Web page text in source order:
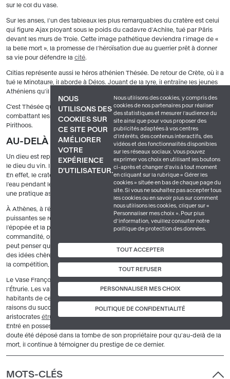
NOUS
UTILISONS DES
COOKIES SUR
CE SITE POUR
AMÉLIORER
VOTRE
EXPÉRIENCE
D'UTILISATEUR.
Nous utilisons des cookies, y compris des
cookies de nos partenaires pour réaliser
des statistiques et mesurer l'audience du
site ainsi que pour vous proposer des
publicités adaptées à vos centres
d'intérêts, des contenus interactifs, des
vidéos et des fonctionnalités disponibles
sur les réseaux sociaux. Vous pouvez
exprimer vos choix en utilisant les boutons
ci-après et changer d’avis à tout moment
en cliquant sur la rubrique « Gérer les
cookies » située en bas de chaque page du
site. Si vous ne souhaitez pas accepter tous
les cookies ou en savoir plus sur comment
nous utilisons les cookies, cliquer sur «
Personnaliser mes choix ». Pour plus
d’information, veuillez consulter notre
politique de protection des données.
TOUT ACCEPTER
TOUT REFUSER
PERSONNALISER MES CHOIX
POLITIQUE DE CONFIDENTIALITÉ
sur le col du vase.
Sur les anses, l'un des tableaux les plus remarquables du cratère est celui
qui figure Ajax ployant sous le poids du cadavre d'Achille, tué par Pâris
devant les murs de Troie. Cette image pathétique deviendra l'image de «
la belle mort », la promesse de l'héroïsation due au guerrier prêt à donner
sa vie pour défendre la cité.
Clitias représente aussi le héros athénien Thésée. De retour de Crète, où il a
tué le Minotaure, il aborde à Délos. Jouant de la lyre, il entraîne les jeunes
Athéniens qu'il a sauvés dans une danse joyeuse et animée.
C'est Thésée que l'on retrouve également dans la centauromachie,
combattant les Centaures qui se sont enivrés au mariage de son ami
Pirithoos.
AU-DELÀ DES IMAGES, UNE IDÉOLOGIE ?
Un dieu est représenté deux fois sur le Vase François il s'agit de Dionysos
le dieu du vin. Il nous met directement en relation avec la fonction du vase.
En effet, le cratère était le récipient dans lequel étaient mélangés le vin et
l'eau pendant les banquets. Pour les Grecs de l'Antiquité, le banquet est
une pratique associée au monde masculin.
À Athènes, à l'époque d'Ergotimos et Clitias, les familles les plus
puissantes se réfèrent à des valeurs aristocratiques que véhiculent
l'épopée et la poésie. Nous ne savons pas si le Vase François a été
commandité, ou si Clitias a choisi lui-même les thèmes illustrés. Mais on
peut penser qu'à travers les figures d'Achille et de Thésée, le peintre exalte
des idées chères à la société athénienne : la jeunesse, la force athlétique,
la compétition, le mariage sous l'égide des dieux et, enfin, la mort du héros.
Le Vase François est l'un des plus anciens vases d'Athènes exportés vers
l'Étrurie. Les valeurs aristocratiques qu'il illustre sont partagées par les
habitants de cette région, dans un contexte culturel différent. L'une des
raisons du succès des vases attiques est certainement le goût des
aristocrates étrusquespour des images dont ils font leur propre lecture.
Entré en possession d'un aristocrate de Chiusi, le Vase François a sans
doute été déposé dans la tombe de son propriétaire pour qu'au-delà de la
mort, il continue à témoigner du prestige de ce dernier.
MOTS-CLÉS